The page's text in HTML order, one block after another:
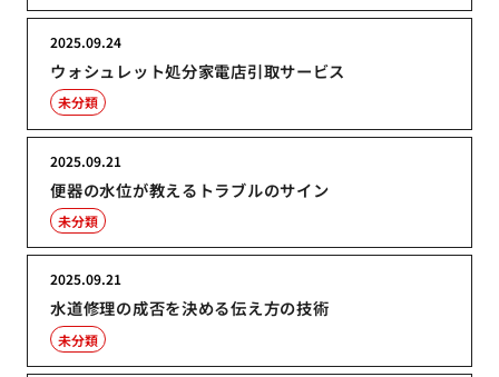
ウォシュレット処分家電店引取サービス
2025.09.24
未分類
便器の水位が教えるトラブルのサイン
2025.09.21
未分類
水道修理の成否を決める伝え方の技術
2025.09.21
未分類